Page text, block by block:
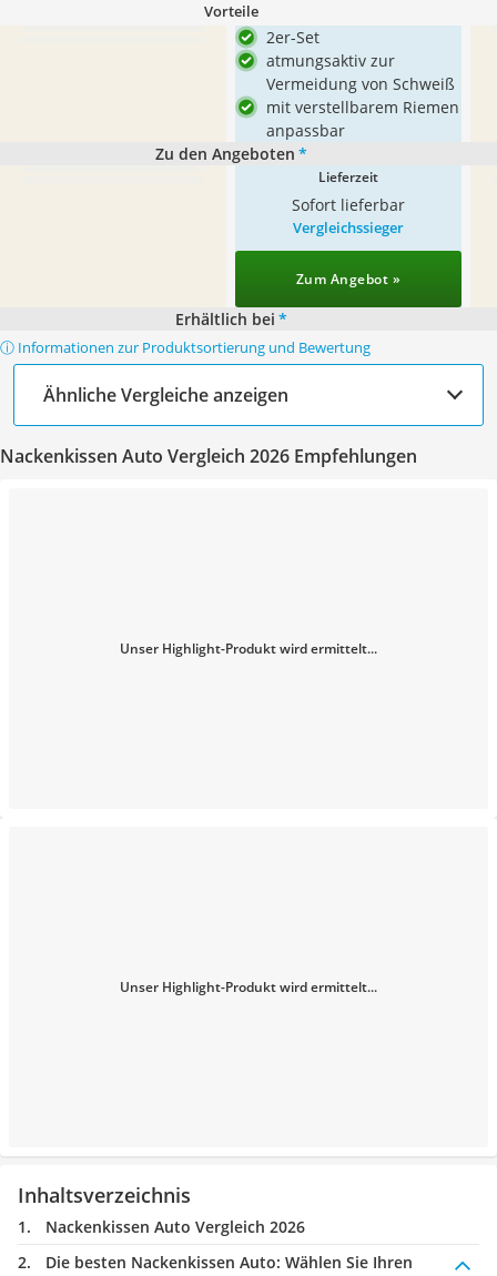
Vorteile
2er-Set
atmungsaktiv zur
Vermeidung von Schweiß
mit verstellbarem Riemen
anpassbar
Zu den Angeboten *
Lieferzeit
Sofort lieferbar
Vergleichssieger
Zum Angebot »
Erhältlich bei *
ⓘ Informationen zur Produktsortierung und Bewertung
Ähnliche Vergleiche anzeigen
Nackenkissen Auto Vergleich 2026 Empfehlungen
Unser Highlight-Produkt wird ermittelt...
Unser Highlight-Produkt wird ermittelt...
Inhaltsverzeichnis
Nackenkissen Auto Vergleich 2026
Die besten Nackenkissen Auto: Wählen Sie Ihren